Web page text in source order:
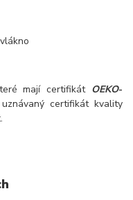
mají certifikát OEKO-
certifikát kvality